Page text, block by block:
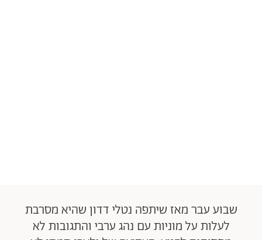
שבוע עבר מאז שיתפה נטלי דדון שהיא מסרבת
לעלות על מוניות עם נהג ערבי והתגובות לא